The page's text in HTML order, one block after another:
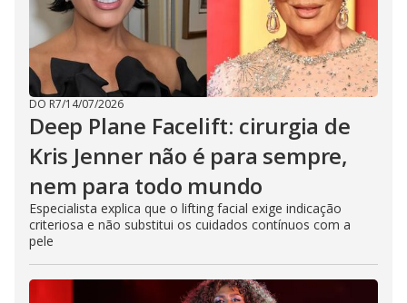
DO R7/14/07/2026
Deep Plane Facelift: cirurgia de
Kris Jenner não é para sempre,
nem para todo mundo
Especialista explica que o lifting facial exige indicação
criteriosa e não substitui os cuidados contínuos com a
pele